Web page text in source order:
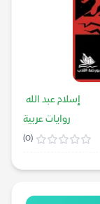
إسلام عبد الله
روايات عربية
(0)